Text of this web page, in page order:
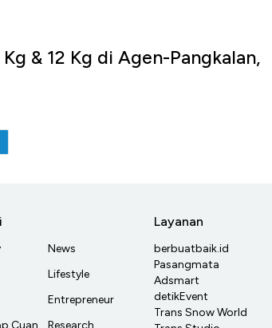
& 12 Kg di Agen-Pangkalan,
Cuan
News
Lifestyle
Entrepreneur
Research
Layanan
berbuatbaik.id
Pasangmata
Adsmart
detikEvent
Trans Snow World